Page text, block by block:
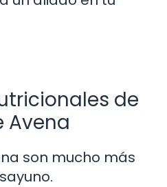
de
Avena
son mucho más